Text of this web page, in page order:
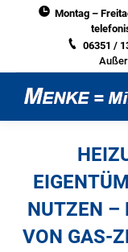
Montag –
06351 /
NUTZEN –
VON GAS-